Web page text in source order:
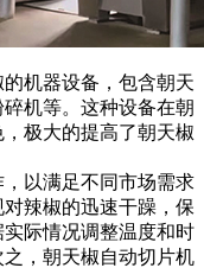
机器设备，包含朝天
机等。这种设备在朝
极大的提高了朝天椒
以满足不同市场需求
辣椒的迅速干躁，保
际情况调整温度和时
，朝天椒自动切片机